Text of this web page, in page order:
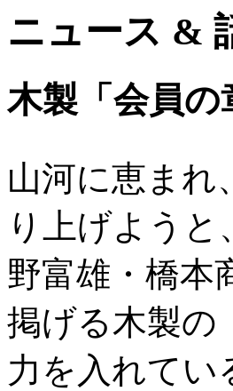
ニュース &
木製「会員
山河に恵まれ
り上げようと
野富雄・橋本
掲げる木製の
力を入れてい